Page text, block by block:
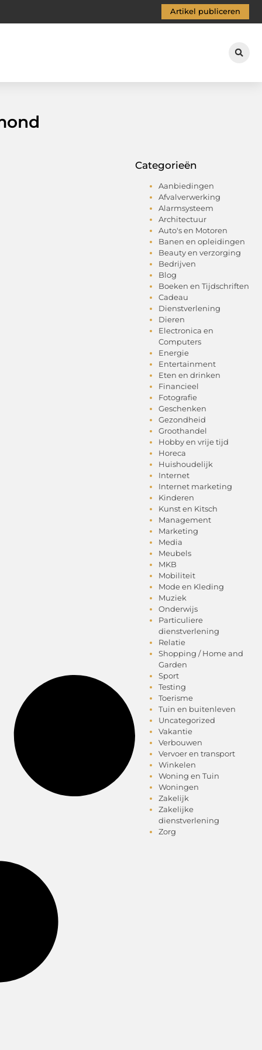
Artikel publiceren
Categorieën
Aanbiedingen
Afvalverwerking
Alarmsysteem
Architectuur
Auto's en Motoren
Banen en opleidingen
Beauty en verzorging
Bedrijven
Blog
Boeken en Tijdschriften
Cadeau
Dienstverlening
Dieren
Electronica en
Computers
Energie
Entertainment
Eten en drinken
Financieel
Fotografie
Geschenken
Gezondheid
Groothandel
Hobby en vrije tijd
Horeca
Huishoudelijk
Internet
Internet marketing
Kinderen
Kunst en Kitsch
Management
Marketing
Media
Meubels
MKB
Mobiliteit
Mode en Kleding
Muziek
Onderwijs
Particuliere
dienstverlening
Relatie
Shopping / Home and
Garden
Sport
Testing
Toerisme
Tuin en buitenleven
Uncategorized
Vakantie
Verbouwen
Vervoer en transport
Winkelen
Woning en Tuin
Woningen
Zakelijk
Zakelijke
dienstverlening
Zorg